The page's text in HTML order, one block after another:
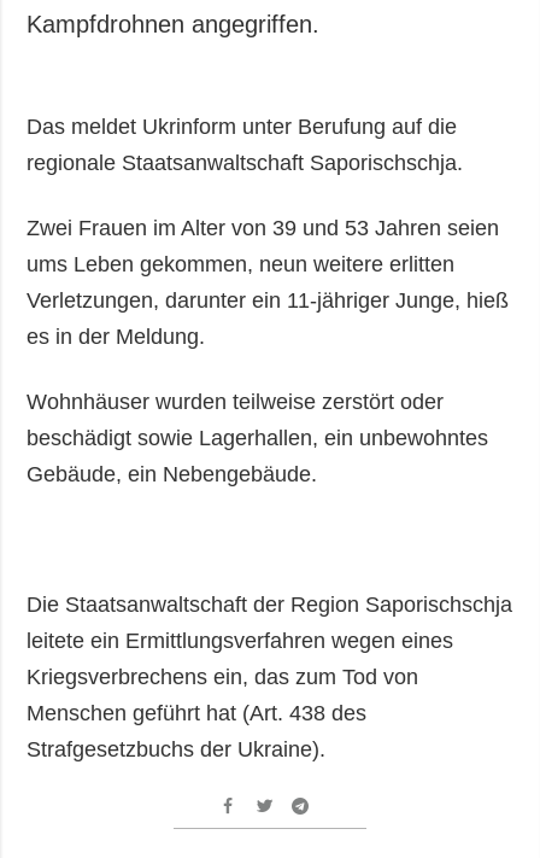
Sport
Notfälle
ZUSÄTZLICH
Interview
Fotos
Video
LEISTUNGEN
Fotobank
Kampfdrohnen angegriffen.
Das meldet Ukrinform unter Berufung auf die
regionale Staatsanwaltschaft Saporischschja.
Zwei Frauen im Alter von 39 und 53 Jahren seien
ums Leben gekommen, neun weitere erlitten
Verletzungen, darunter ein 11-jähriger Junge, hieß
es in der Meldung.
Wohnhäuser wurden teilweise zerstört oder
beschädigt sowie Lagerhallen, ein unbewohntes
Gebäude, ein Nebengebäude.
Die Staatsanwaltschaft der Region Saporischschja
leitete ein Ermittlungsverfahren wegen eines
Kriegsverbrechens ein, das zum Tod von
Menschen geführt hat (Art. 438 des
Strafgesetzbuchs der Ukraine).